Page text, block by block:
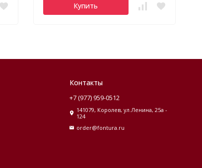
Купить
Контакты
+7 (977) 959-0512
141079, Королев, ул.Ленина, 25а -
124
order@fontura.ru